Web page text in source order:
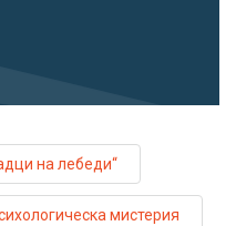
на лебеди“
мистерия